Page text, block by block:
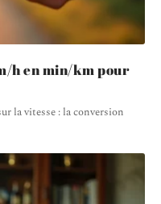
h en min/km pour
la vitesse : la conversion